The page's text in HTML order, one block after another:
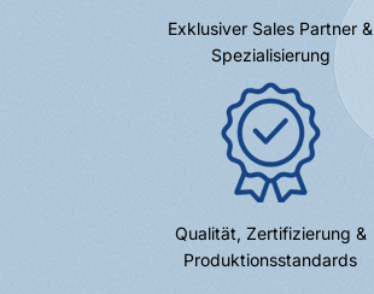
Exklusiver Sales Partner &
Spezialisierung
Qualität, Zertifizierung &
Produktionsstandards